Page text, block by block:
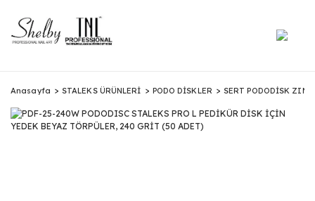
Anasayfa STALEKS ÜRÜNLERİ PODO DİSKLER SERT PODODİSK